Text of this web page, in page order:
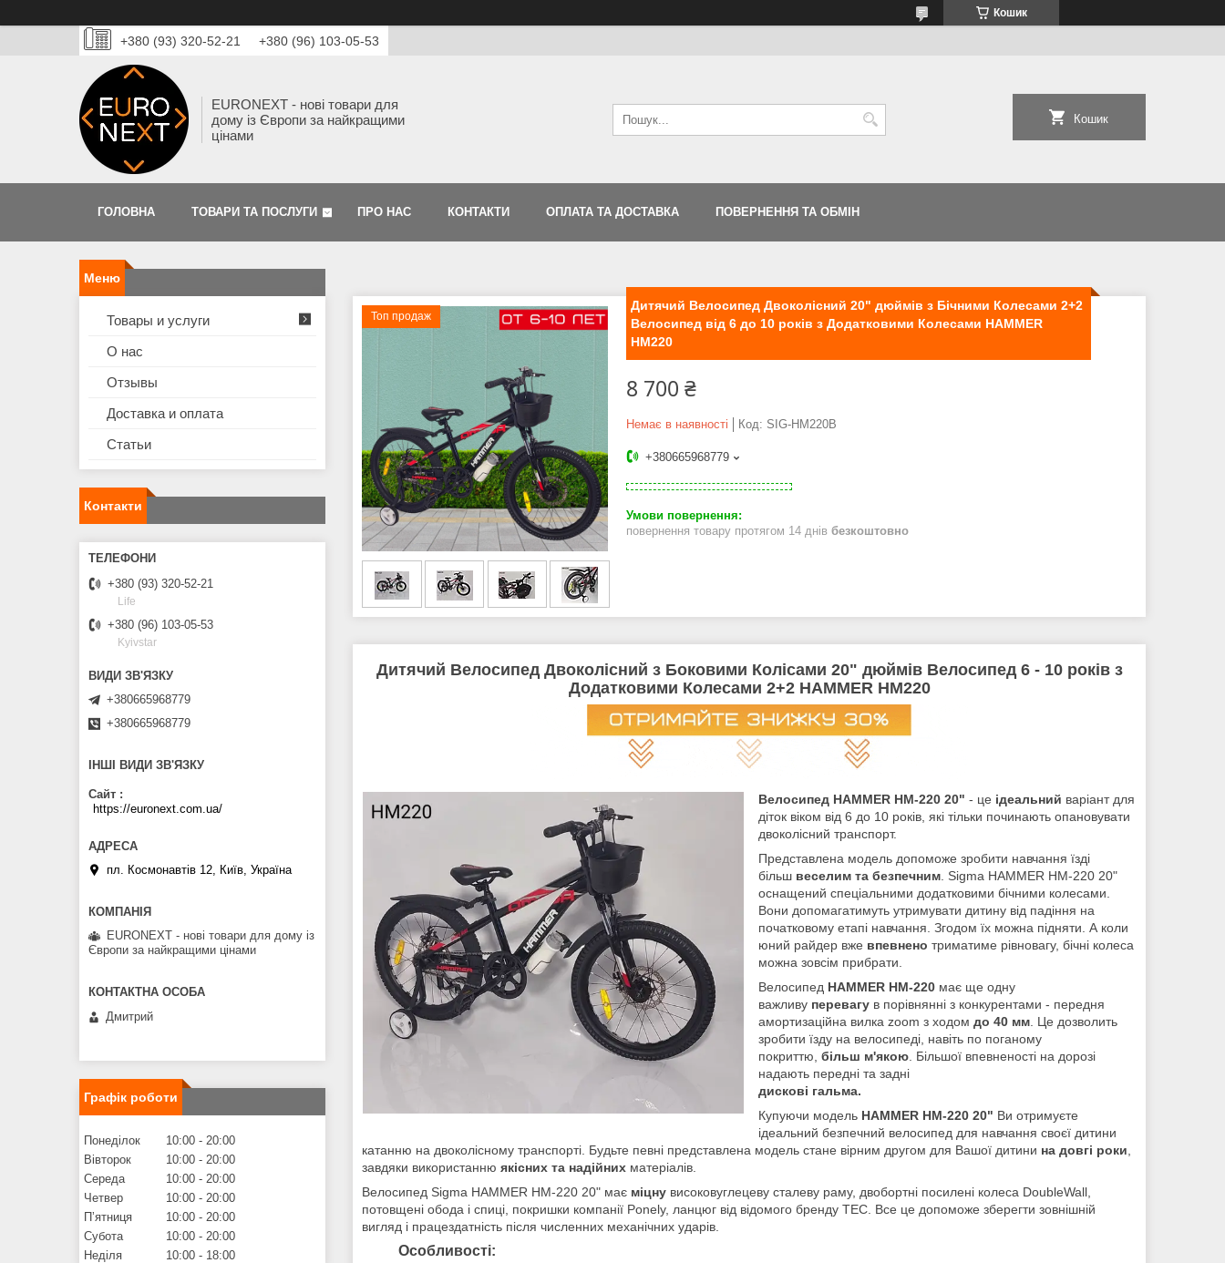
Кошик
+380 (93) 320-52-21 +380 (96) 103-05-53
EURONEXT - нові товари для
дому із Європи за найкращими
цінами
Кошик
ГОЛОВНА ТОВАРИ ТА ПОСЛУГИ ПРО НАС КОНТАКТИ ОПЛАТА ТА ДОСТАВКА ПОВЕРНЕННЯ ТА ОБМІН
Топ продаж
Дитячий Велосипед Двоколісний 20" дюймів з Бічними Колесами 2+2
Велосипед від 6 до 10 років з Додатковими Колесами HAMMER
HM220
8 700 ₴
Немає в наявності Код: SIG-HM220B
+380665968779
повернення товару протягом 14 днів безкоштовно
Дитячий Велосипед Двоколісний з Боковими Колісами 20" дюймів Велосипед 6 - 10 років з
Додатковими Колесами 2+2 HAMMER HM220
Велосипед HAMMER HM-220 20" - це ідеальний варіант для
діток віком від 6 до 10 років, які тільки починають опановувати
двоколісний транспорт.
Представлена модель допоможе зробити навчання їзді
більш веселим та безпечним . Sigma HAMMER HM-220 20"
оснащений спеціальними додатковими бічними колесами.
Вони допомагатимуть утримувати дитину від падіння на
початковому етапі навчання. Згодом їх можна підняти. А коли
юний райдер вже впевнено триматиме рівновагу, бічні колеса
можна зовсім прибрати.
Велосипед HAMMER HM-220 має ще одну
важливу перевагу в порівнянні з конкурентами - передня
амортизаційна вилка zoom з ходом до 40 мм . Це дозволить
зробити їзду на велосипеді, навіть по поганому
покриттю, більш м'якою . Більшої впевненості на дорозі
надають передні та задні
дискові гальма.
Купуючи модель HAMMER HM-220 20" Ви отримуєте
ідеальний безпечний велосипед для навчання своєї дитини
катанню на двоколісному транспорті. Будьте певні представлена модель стане вірним другом для Вашої дитини на довгі роки
завдяки використанню якісних та надійних матеріалів.
Велосипед Sigma HAMMER HM-220 20" має міцну високовуглецеву сталеву раму, двобортні посилені колеса DoubleWall,
потовщені обода і спиці, покришки компанії Ponely, ланцюг від відомого бренду TEC. Все це допоможе зберегти зовнішній
вигляд і працездатність після численних механічних ударів.
Особливості:
Товары и услуги
О нас
Отзывы
Доставка и оплата
Статьи
Контакти
+380 (93) 320-52-21
Life
+380 (96) 103-05-53
Kyivstar
+380665968779
+380665968779
ІНШІ ВИДИ ЗВ'ЯЗКУ
Сайт
https://euronext.com.ua/
пл. Космонавтів 12, Київ, Україна
EURONEXT - нові товари для дому із
Європи за найкращими цінами
Дмитрий
Графік роботи
Понеділок 10:00
20:00
Вівторок
10:00
20:00
Середа
10:00
20:00
Четвер
10:00
20:00
Пʼятниця
10:00
20:00
Субота
10:00
20:00
Неділя
10:00 18:00